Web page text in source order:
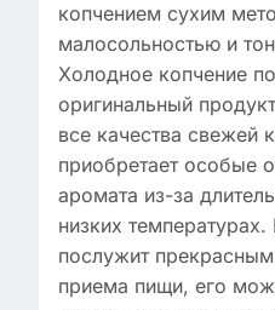
копчением сухим
малосольностью и
Холодное копчение
оригинальный
все качества свежей
приобретает особые
аромата из-за
низких
послужит
приема пищи, его